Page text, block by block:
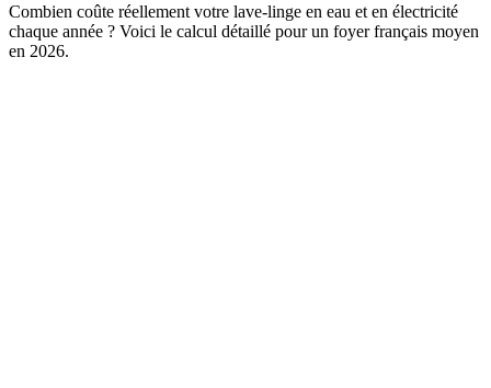
Combien coûte réellement votre lave-linge en eau et en électricité
chaque année ? Voici le calcul détaillé pour un foyer français moyen
en 2026.